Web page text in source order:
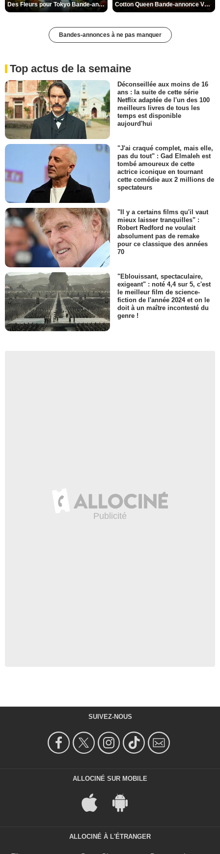
Des Fleurs pour Tokyo Bande-annonce VO STFR Cotton Queen Bande-annonce VO STFR
Bandes-annonces à ne pas manquer
Top actus de la semaine
Déconseillée aux moins de 16
ans : la suite de cette série
Netflix adaptée de l'un des 100
meilleurs livres de tous les
temps est disponible
aujourd'hui
"J'ai craqué complet, mais elle,
pas du tout" : Gad Elmaleh est
tombé amoureux de cette
actrice iconique en tournant
cette comédie aux 2 millions de
spectateurs
"Il y a certains films qu'il vaut
mieux laisser tranquilles" :
Robert Redford ne voulait
absolument pas de remake
pour ce classique des années
70
"Eblouissant, spectaculaire,
exigeant" : noté 4,4 sur 5, c'est
le meilleur film de science-
fiction de l'année 2024 et on le
doit à un maître incontesté du
genre !
SUIVEZ-NOUS
ALLOCINÉ SUR MOBILE
ALLOCINÉ À L'ÉTRANGER